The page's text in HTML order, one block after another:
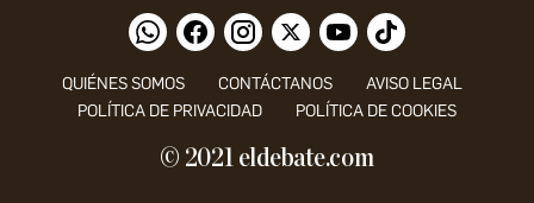
QUIÉNES SOMOS CONTÁCTANOS
AVISO LEGAL
POLÍTICA DE PRIVACIDAD
POLÍTICA DE COOKIES
© 2021 eldebate.com